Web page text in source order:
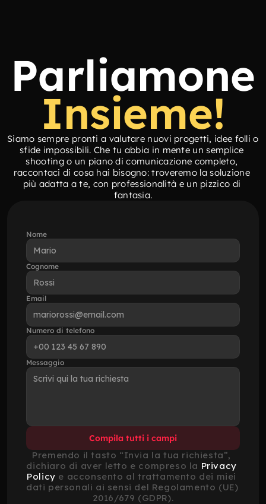
Parliamone
Insieme!
Siamo sempre pronti a valutare nuovi progetti, idee folli o
sfide impossibili. Che tu abbia in mente un semplice
shooting o un piano di comunicazione completo,
raccontaci di cosa hai bisogno: troveremo la soluzione
più adatta a te, con professionalità e un pizzico di
fantasia.
Nome
Cognome
Email
Numero di telefono
Messaggio
Compila tutti i campi
Premendo il tasto “Invia la tua richiesta”,
dichiaro di aver letto e compreso la Privacy
Policy e acconsento al trattamento dei miei
dati personali ai sensi del Regolamento (UE)
2016/679 (GDPR).